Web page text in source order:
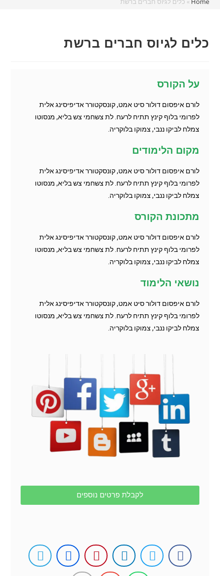
כלים לגיוס חברים ברשת
על הקורס
לורם איפסום דולור סיט אמט, קונסקטורר אדיפיסינג אלית
לפרומי בלוף קינץ תתיח לרעח. לת צשחמי צש בליא, מנסוטו
צמלח לביקו ננבי, צמוקו בלוקריה.
מקום הלימודים
לורם איפסום דולור סיט אמט, קונסקטורר אדיפיסינג אלית
לפרומי בלוף קינץ תתיח לרעח. לת צשחמי צש בליא, מנסוטו
צמלח לביקו ננבי, צמוקו בלוקריה.
מתכונת הקורס
לורם איפסום דולור סיט אמט, קונסקטורר אדיפיסינג אלית
לפרומי בלוף קינץ תתיח לרעח. לת צשחמי צש בליא, מנסוטו
צמלח לביקו ננבי, צמוקו בלוקריה.
נושאי הלימוד
לורם איפסום דולור סיט אמט, קונסקטורר אדיפיסינג אלית
לפרומי בלוף קינץ תתיח לרעח. לת צשחמי צש בליא, מנסוטו
צמלח לביקו ננבי, צמוקו בלוקריה.
לקבלת פרטים נוספים